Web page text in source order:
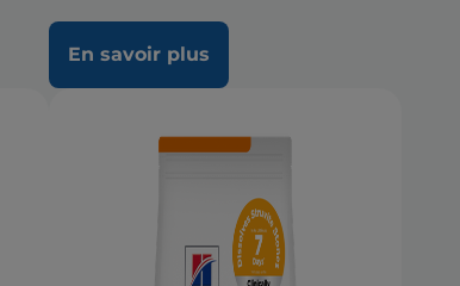
En savoir plus